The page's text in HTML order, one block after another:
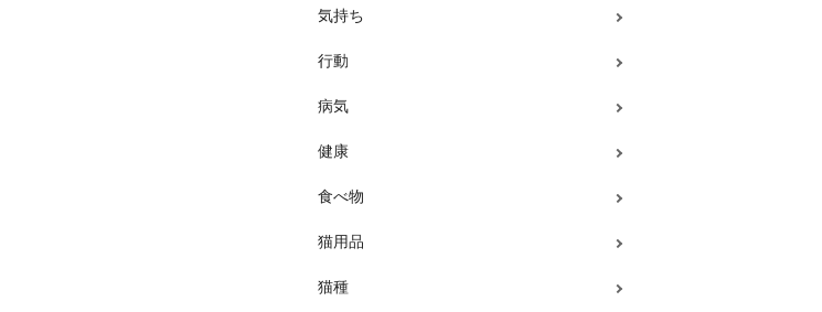
気持ち
行動
病気
健康
食べ物
猫用品
猫種